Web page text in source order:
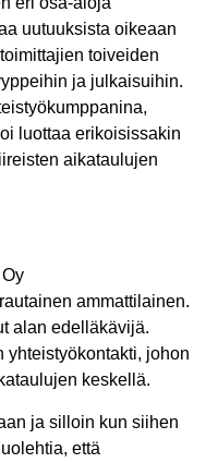
uutuuksista oikeaan
toiveiden
ja julkaisuihin.
luottaa erikoisissakin
aikataulujen
ammattilainen.
alan edelläkävijä.
yhteistyökontakti, johon
keskellä.
ja silloin kun siihen
että